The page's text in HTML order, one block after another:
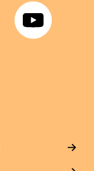
YouTube